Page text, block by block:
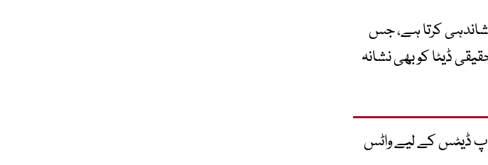
کرتا ہے، جس
ڈیٹا کو بھی نشانہ
اپ ڈیٹس کے لیے واٹس